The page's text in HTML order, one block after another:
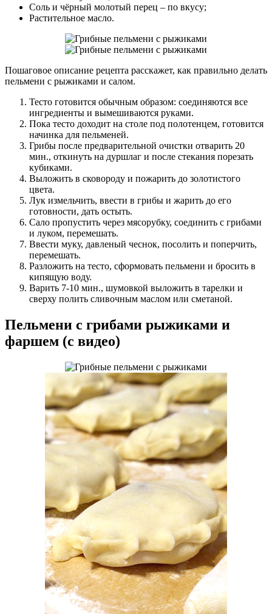
Соль и чёрный молотый перец – по вкусу;
Растительное масло.
Пошаговое описание рецепта расскажет, как правильно делать
пельмени с рыжиками и салом.
Тесто готовится обычным образом: соединяются все
ингредиенты и вымешиваются руками.
Пока тесто доходит на столе под полотенцем, готовится
начинка для пельменей.
Грибы после предварительной очистки отварить 20
мин., откинуть на дуршлаг и после стекания порезать
кубиками.
Выложить в сковороду и пожарить до золотистого
цвета.
Лук измельчить, ввести в грибы и жарить до его
готовности, дать остыть.
Сало пропустить через мясорубку, соединить с грибами
и луком, перемешать.
Ввести муку, давленый чеснок, посолить и поперчить,
перемешать.
Разложить на тесто, сформовать пельмени и бросить в
кипящую воду.
Варить 7-10 мин., шумовкой выложить в тарелки и
сверху полить сливочным маслом или сметаной.
Пельмени с грибами рыжиками и
фаршем (с видео)